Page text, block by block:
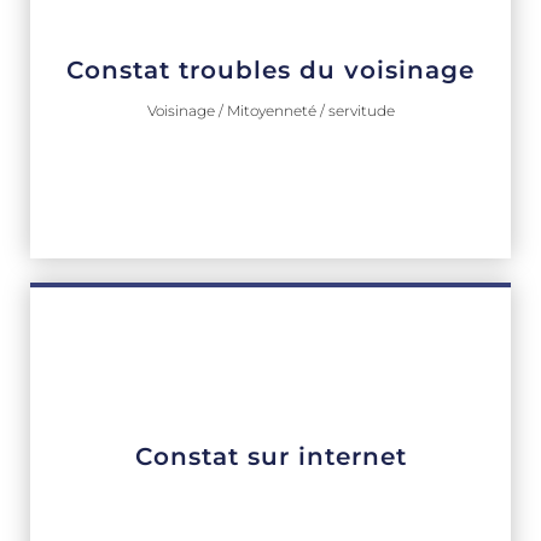
Constat troubles du voisinage
Voisinage / Mitoyenneté / servitude
Constat sur internet